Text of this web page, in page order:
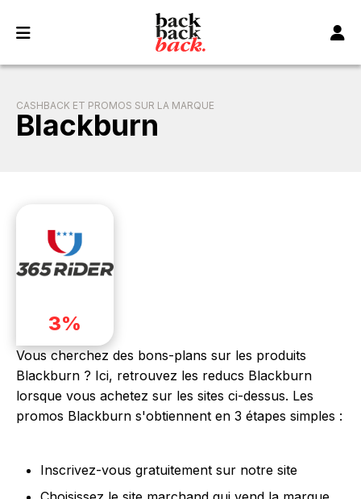
CASHBACK ET PROMOS SUR LA MARQUE
Blackburn
3%
Vous cherchez des bons-plans sur les produits
Blackburn ? Ici, retrouvez les reducs Blackburn
lorsque vous achetez sur les sites ci-dessus. Les
promos Blackburn s'obtiennent en 3 étapes simples :
Inscrivez-vous gratuitement sur notre site